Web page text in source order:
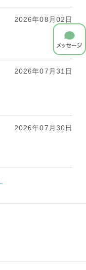
2026年08月02日
2026年07月31日
2026年07月30日